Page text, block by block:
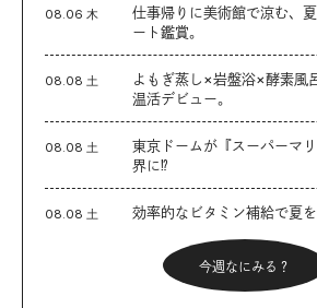
08.06 木
仕事帰りに美術館で涼む、
ート鑑賞。
08.08 土
よもぎ蒸し×岩盤浴×酵素風
温活デビュー。
08.08 土
東京ドームが『スーパーマ
界に⁉︎
08.08 土 効率的なビタミン補給で夏を
今週なにみる？